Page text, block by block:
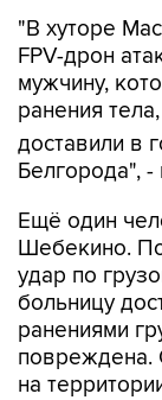
"В хуторе
FPV-дрон
мужчину,
ранения
доставили в
Белгорода",
Ещё один
Шебекино.
удар по
больницу
ранениями
повреждена.
на